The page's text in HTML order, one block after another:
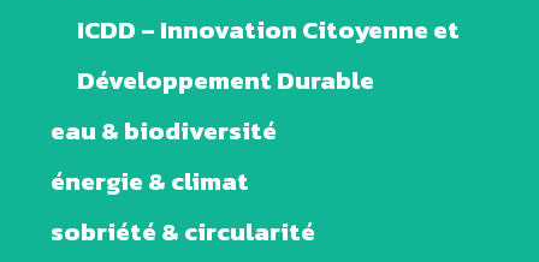
ICDD – Innovation Citoyenne et
Développement Durable
eau & biodiversité
énergie & climat
sobriété & circularité